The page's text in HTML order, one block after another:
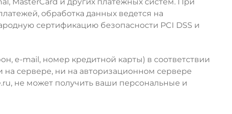
обработка данных ведется на
сертификацию безопасности PCI DSS и
e-mail, номер кредитной карты) в соответствии
сервере, ни на авторизационном сервере
не может получить ваши персональные и